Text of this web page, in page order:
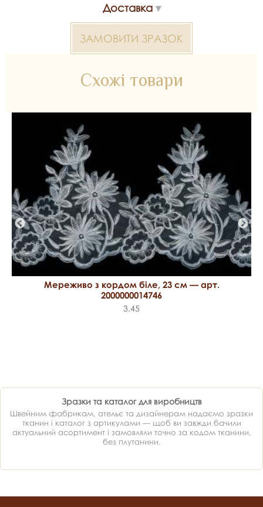
оптом і в роздріб в Inter Tex, SKU 355429.
Доставка
ЗАМОВИТИ ЗРАЗОК
Схожі товари
Мереживо з кордом біле, 23 см — арт.
2000000014746
3.45
Зразки та каталог для виробництв
Швейним фабрикам, ательє та дизайнерам надаємо зразки
тканин і каталог з артикулами — щоб ви завжди бачили
актуальний асортимент і замовляли точно за кодом тканини,
без плутанини.